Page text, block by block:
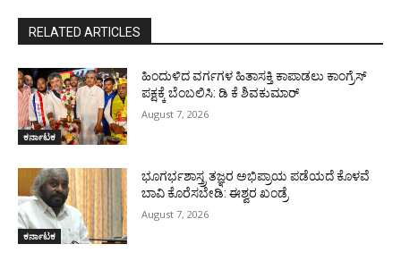
RELATED ARTICLES
ಕರ್ನಾಟಕ
ಹಿಂದುಳಿದ ವರ್ಗಗಳ ಹಿತಾಸಕ್ತಿ ಕಾಪಾಡಲು ಕಾಂಗ್ರೆಸ್
ಪಕ್ಷಕ್ಕೆ ಬೆಂಬಲಿಸಿ: ಡಿ ಕೆ ಶಿವಕುಮಾರ್
August 7, 2026
ಕರ್ನಾಟಕ
ಭೂಗರ್ಭಶಾಸ್ತ್ರ ತಜ್ಞರ ಅಭಿಪ್ರಾಯ ಪಡೆಯದೆ ಕೊಳವೆ
ಬಾವಿ ಕೊರೆಸಬೇಡಿ: ಈಶ್ವರ ಖಂಡ್ರೆ
August 7, 2026